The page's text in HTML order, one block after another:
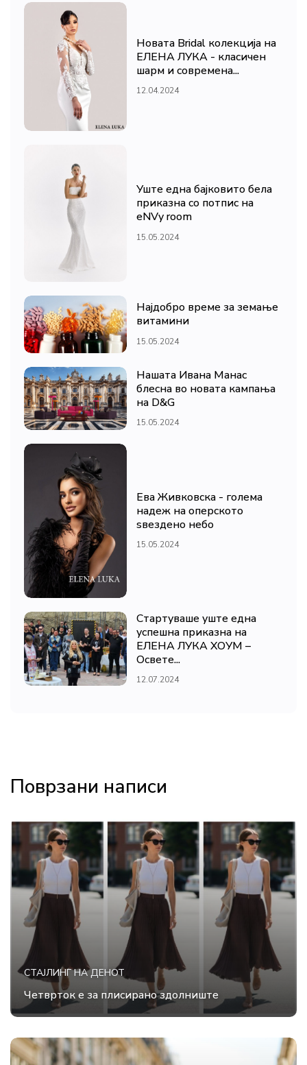
Новата Bridal колекција на
ЕЛЕНА ЛУКА - класичен
шарм и современа...
12.04.2024
Уште една бајковито бела
приказна со потпис на
eNVy room
15.05.2024
Најдобро време за земање
витамини
15.05.2024
Нашата Ивана Манас
блесна во новата кампања
на D&G
15.05.2024
Ева Живковска - голема
надеж на оперското
ѕвездено небо
15.05.2024
Стартуваше уште една
успешна приказна на
ЕЛЕНА ЛУКА ХОУМ –
Освете...
12.07.2024
Поврзани написи
СТАЈЛИНГ НА ДЕНОТ
Четврток е за плисирано здолниште